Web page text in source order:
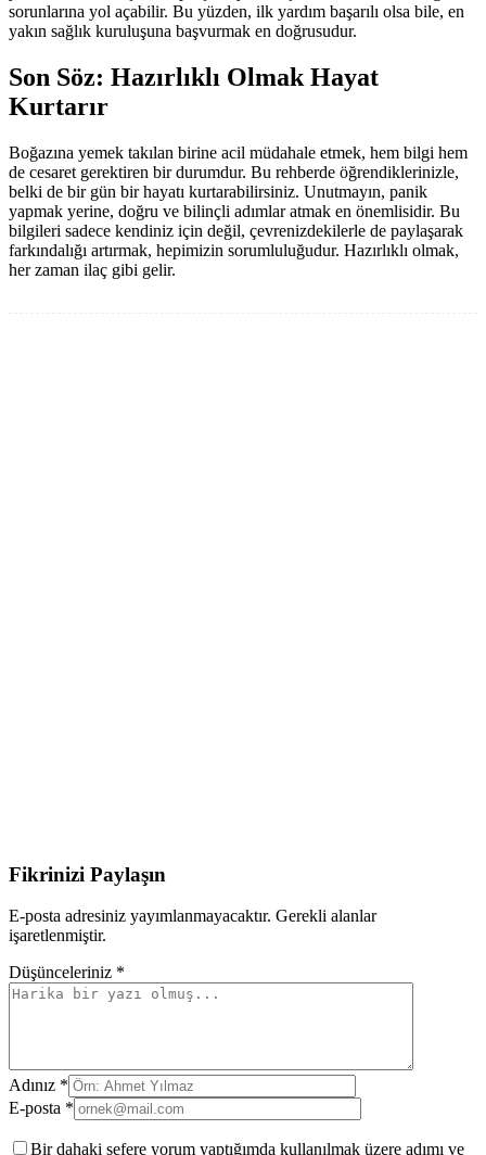
sorunlarına yol açabilir. Bu yüzden, ilk yardım başarılı olsa bile, en
yakın sağlık kuruluşuna başvurmak en doğrusudur.
Son Söz: Hazırlıklı Olmak Hayat
Kurtarır
Boğazına yemek takılan birine acil müdahale etmek, hem bilgi hem
de cesaret gerektiren bir durumdur. Bu rehberde öğrendiklerinizle,
belki de bir gün bir hayatı kurtarabilirsiniz. Unutmayın, panik
yapmak yerine, doğru ve bilinçli adımlar atmak en önemlisidir. Bu
bilgileri sadece kendiniz için değil, çevrenizdekilerle de paylaşarak
farkındalığı artırmak, hepimizin sorumluluğudur. Hazırlıklı olmak,
her zaman ilaç gibi gelir.
Fikrinizi Paylaşın
E-posta adresiniz yayımlanmayacaktır. Gerekli alanlar
işaretlenmiştir.
Düşünceleriniz *
Adınız *
E-posta *
Bir dahaki sefere yorum yaptığımda kullanılmak üzere adımı ve